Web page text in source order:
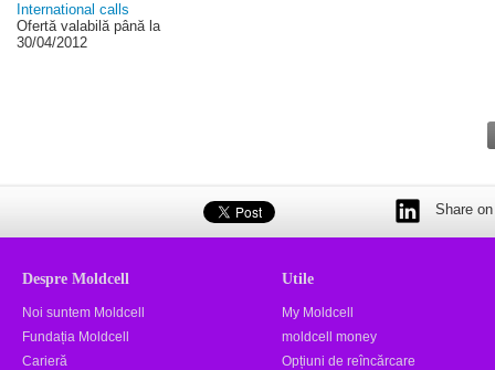
International calls
Ofertă valabilă până la
30/04/2012
Share
Despre Moldcell
Noi suntem Moldcell
Fundația Moldcell
Carieră
Utile
My Moldcell
moldcell money
Opțiuni de reîncărcare